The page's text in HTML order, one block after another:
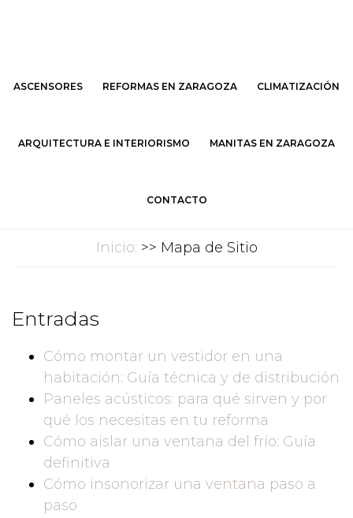
página
ASCENSORES REFORMAS EN ZARAGOZA CLIMATIZACIÓN
ARQUITECTURA E INTERIORISMO MANITAS EN ZARAGOZA
CONTACTO
Inicio: >> Mapa de Sitio
Entradas
Cómo montar un vestidor en una
habitación: Guía técnica y de distribución
Paneles acústicos: para qué sirven y por
qué los necesitas en tu reforma
Cómo aislar una ventana del frío: Guía
definitiva
Cómo insonorizar una ventana paso a
paso